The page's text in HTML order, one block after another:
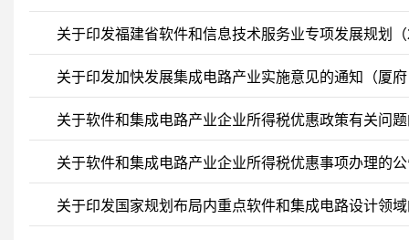
关于印发福建省软件和信息技术服务业专项发展规划
关于印发加快发展集成电路产业实施意见的通知（厦府
关于软件和集成电路产业企业所得税优惠政策有关问
关于软件和集成电路产业企业所得税优惠事项办理的
关于印发国家规划布局内重点软件和集成电路设计领